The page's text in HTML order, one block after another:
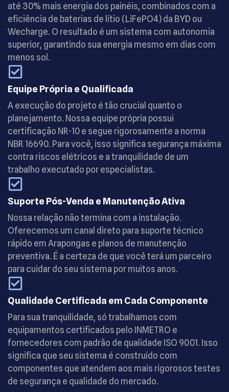
até 30% mais energia dos painéis, combinados com a
eficiência de baterias de lítio (LiFePO4) da BYD ou
Wecharge. O resultado é um sistema com autonomia
superior, garantindo sua energia mesmo em dias com
menos sol.
Equipe Própria e Qualificada
A execução do projeto é tão crucial quanto o
planejamento. Nossa equipe própria possui
certificação NR-10 e segue rigorosamente a norma
NBR 16690. Para você, isso significa segurança máxima
contra riscos elétricos e a tranquilidade de um
trabalho executado por especialistas.
Suporte Pós-Venda e Manutenção Ativa
Nossa relação não termina com a instalação.
Oferecemos um canal direto para suporte técnico
rápido em Arapongas e planos de manutenção
preventiva. É a certeza de que você terá um parceiro
para cuidar do seu sistema por muitos anos.
Qualidade Certificada em Cada Componente
Para sua tranquilidade, só trabalhamos com
equipamentos certificados pelo INMETRO e
fornecedores com padrão de qualidade ISO 9001. Isso
significa que seu sistema é construído com
componentes que atendem aos mais rigorosos testes
de segurança e qualidade do mercado.